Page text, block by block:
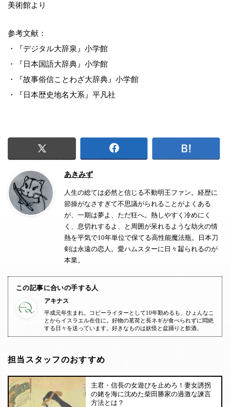
美術館より
参考文献：
・『デジタル大辞泉』小学館
・『日本国語大辞典』小学館
・『故事俗信ことわざ大辞典』小学館
・『日本歴史地名大系』平凡社
あきみず
人生の総ては必然と信じる不動明王ファン。経歴に
節操がなさすぎて不思議がられることがよくある
が、一期は夢よ、ただ狂へ。熱しやすく冷めにく
く、息切れするよ、と周囲が呆れるような劫火の情
熱を平気で10年単位で保てる高性能魔法瓶。日本刀
剣は永遠の恋人。愛ハムスターに日々齧られるのが
本業。
この記事に合いの手する人
アキナス
平成元年生まれ。コピーライターとして10年勤めるも、ひょんなこ
とからイスラエル在住に。好物の茗荷と長ネギが食べられずに悶絶
する日々を送っています。好きなものは妖怪と盆踊りと飲酒。
担当スタッフのおすすめ
主君・信長の女遊びを止めろ！妻女誘拐
の姥を海に沈めた柴田勝家の過激な諫言
方法とは？